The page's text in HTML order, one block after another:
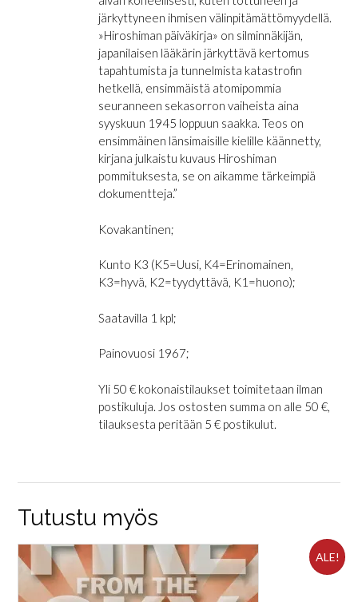
järkyttyneen ihmisen välinpitämättömyydellä.
»Hiroshiman päiväkirja» on silminnäkijän,
japanilaisen lääkärin järkyttävä kertomus
tapahtumista ja tunnelmista katastrofin
hetkellä, ensimmäistä atomipommia
seuranneen sekasorron vaiheista aina
syyskuun 1945 loppuun saakka. Teos on
ensimmäinen länsimaisille kielille käännetty,
kirjana julkaistu kuvaus Hiroshiman
pommituksesta, se on aikamme tärkeimpiä
dokumentteja.”
Kovakantinen;
Kunto K3 (K5=Uusi, K4=Erinomainen,
K3=hyvä, K2=tyydyttävä, K1=huono);
Saatavilla 1 kpl;
Painovuosi 1967;
Yli 50 € kokonaistilaukset toimitetaan ilman
postikuluja. Jos ostosten summa on alle 50 €,
tilauksesta peritään 5 € postikulut.
Tutustu myös
ALE!